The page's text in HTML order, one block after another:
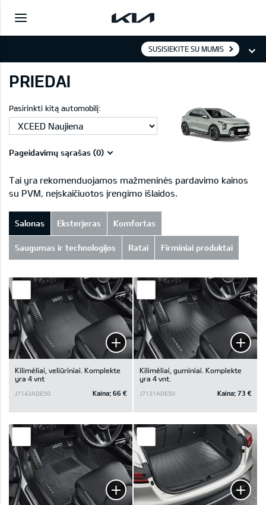
SUSISIEKITE SU MUMIS
PRIEDAI
Pasirinkti kitą automobilį:
Pageidavimų sąrašas (0)
Tai yra rekomenduojamos mažmeninės pardavimo kainos
su PVM, neįskaičiuotos įrengimo išlaidos.
Salonas Eksterjeras Komfortas
Saugumas ir technologijos Ratai Firminiai produktai
Kilimėliai, veliūriniai. Komplekte
yra 4 vnt
J7143ADE50 Kaina: 66 €
Kilimėliai, guminiai. Komplekte
yra 4 vnt.
J7131ADE50 Kaina: 73 €